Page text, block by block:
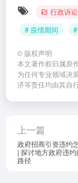
行政诉讼
# 疫情期间
© 版权声明
本文著作权归属原
为任何专业领域决
济等责任均由其自
上一篇
政府招商引资违约
| 探讨地方政府违
路径